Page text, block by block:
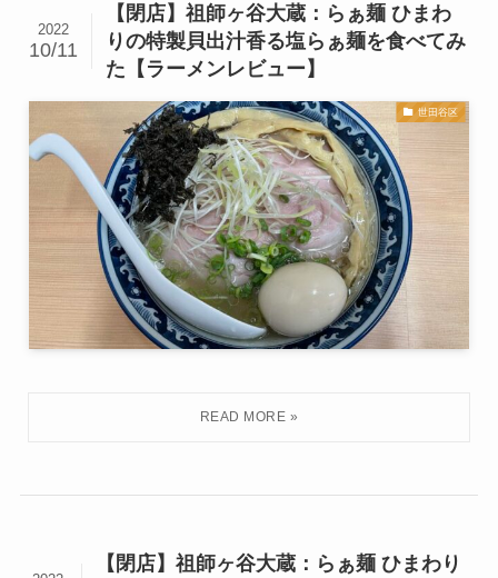
【閉店】祖師ヶ谷大蔵：らぁ麺 ひまわ
りの特製貝出汁香る塩らぁ麺を食べてみ
た【ラーメンレビュー】
2022
10/11
世田谷区
【閉店】祖師ヶ谷大蔵：らぁ麺 ひまわり